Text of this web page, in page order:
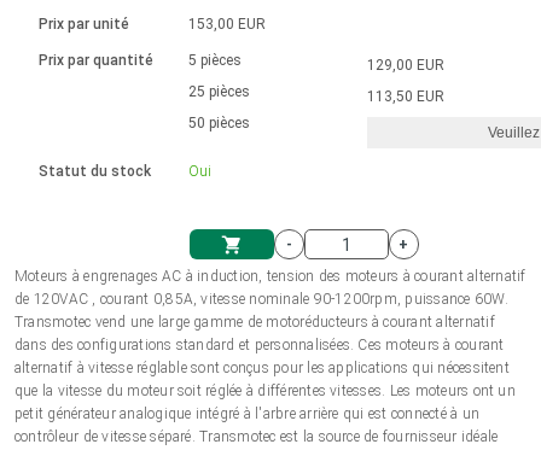
Système d'unité
Panier
Solénoïdes
Ø 28-42| 1-1400 rpm | <= 290Ncm
Contrôleur de moteur CC sans
Pilotes de moteurs à courant
continu à balais série DPWM
Pilotes de moteur pas à pas
Synchrone-Asynchrone | pour 1-4 actionneurs
Boîtes de contrôle
Synchrone-Asynchrone | pour 1-4 actionneurs
Français (EUR)
Polski (EUR)
Norsk (NOK)
Suomi (EUR)
Prix par unité
Prix par quantité
Statut du stock
153,00 EUR
5 pièces
25 pièces
50 pièces
Oui
129,00 EUR
113,50 EUR
-
+
Moteurs à engrenages AC à induction, tension des moteurs à courant alternatif
de 120VAC , courant 0,85A, vitesse nominale 90-1200rpm, puissance 60W.
Transmotec vend une large gamme de motoréducteurs à courant alternatif
dans des configurations standard et personnalisées. Ces moteurs à courant
alternatif à vitesse réglable sont conçus pour les applications qui nécessitent
que la vitesse du moteur soit réglée à différentes vitesses. Les moteurs ont un
petit générateur analogique intégré à l'arbre arrière qui est connecté à un
contrôleur de vitesse séparé. Transmotec est la source de fournisseur idéale